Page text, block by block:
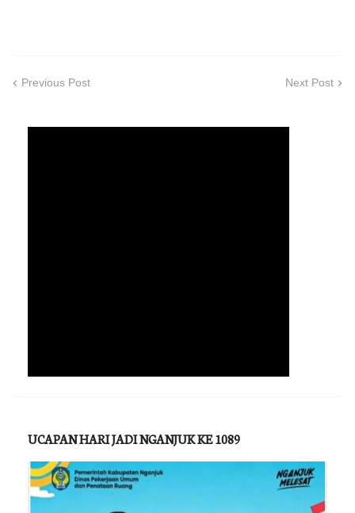
Previous Post Next Post
UCAPAN HARI JADI NGANJUK KE 1089